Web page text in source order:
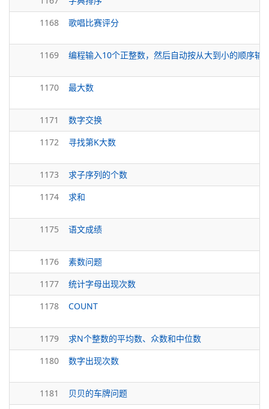
1168
歌唱比赛评分
1169 编程输入10个正整数，然后自动按从大到小的顺序输
1170 最大数
1171
数字交换
1172
寻找第K大数
1173
求子序列的个数
1174
求和
1175 语文成绩
1176
素数问题
1177
统计字母出现次数
1178
COUNT
1179
求N个整数的平均数、众数和中位数
1180
数字出现次数
1181
贝贝的车牌问题